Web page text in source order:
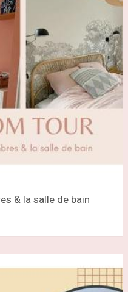
& la salle de bain